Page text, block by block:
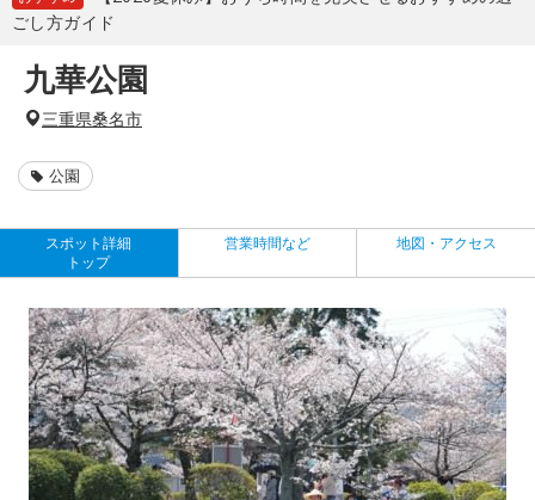
ごし方ガイド
九華公園
三重県桑名市
公園
スポット詳細
トップ
営業時間など 地図・アクセス